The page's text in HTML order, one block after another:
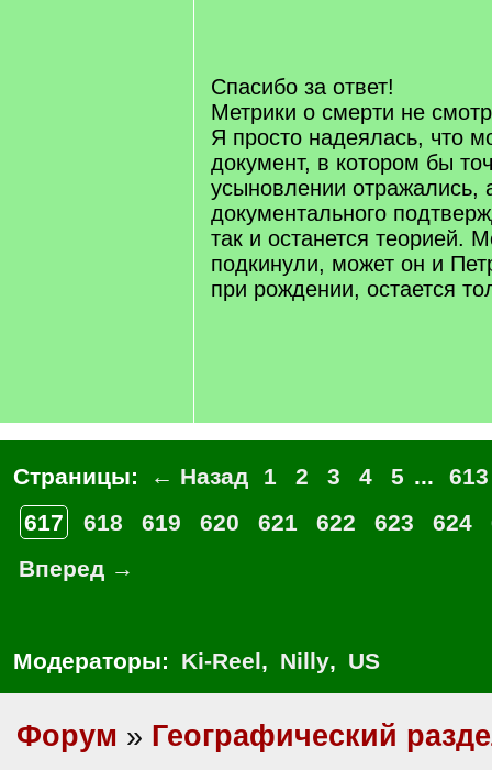
Спасибо за ответ!
Метрики о смерти не
Я просто надеялась, что
документ, в котором бы
усыновлении отражались,
документального
так и останется теорией.
подкинули, может он и
при рождении, остается
Страницы: ← Назад 1 2 3 4 5 ...
613
617
618 619 620 621 622 623 624
Вперед →
Модераторы: Ki-Reel, Nilly, US
Форум » Географический